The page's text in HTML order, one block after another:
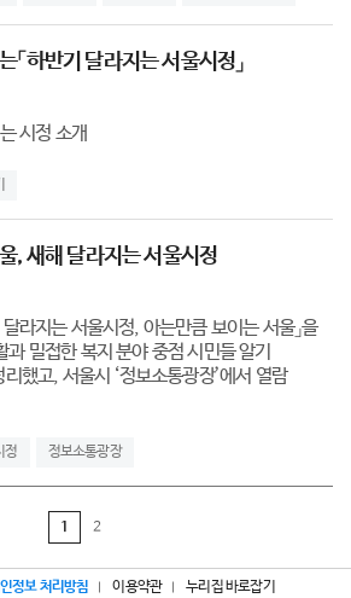
「하반기 달라지는 서울시정」
시정 소개
, 새해 달라지는 서울시정
라지는 서울시정, 아는만큼 보이는 서울」을
밀접한 복지 분야 중점 시민들 알기
했고, 서울시 ‘정보소통광장’에서 열람
정 정보소통광장
1 2
정보 처리방침 이용약관 누리집 바로잡기